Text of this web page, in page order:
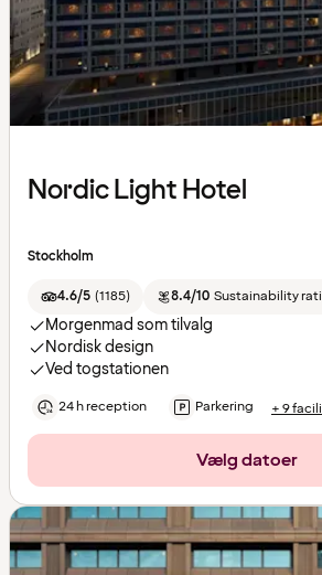
Nordic Light Hotel
Stockholm
4.6/5 (1185) 8.4/10 Sustainability
Morgenmad som tilvalg
Nordisk design
Ved togstationen
24 h reception Parkering + 9
Vælg datoer